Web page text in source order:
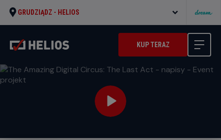
GRUDZIĄDZ - HELIOS
KUP TERAZ